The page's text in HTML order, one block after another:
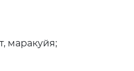
маракуйя;